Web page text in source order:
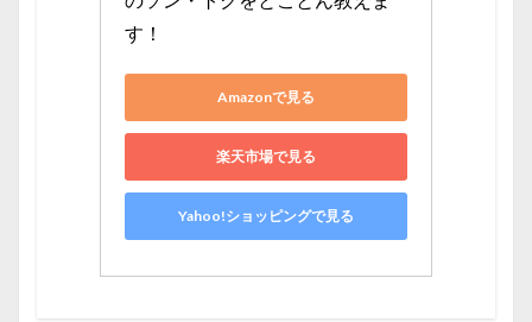
す！
Amazonで見る
楽天市場で見る
Yahoo!ショッピングで見る